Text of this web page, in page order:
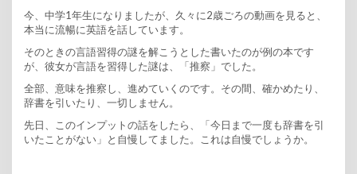
今、中学1年生になりましたが、久々に2歳ごろの動画を見ると、
本当に流暢に英語を話しています。
そのときの言語習得の謎を解こうとした書いたのが例の本です
が、彼女が言語を習得した謎は、「推察」でした。
全部、意味を推察し、進めていくのです。その間、確かめたり、
辞書を引いたり、一切しません。
先日、このインプットの話をしたら、「今日まで一度も辞書を引
いたことがない」と自慢してました。これは自慢でしょうか。